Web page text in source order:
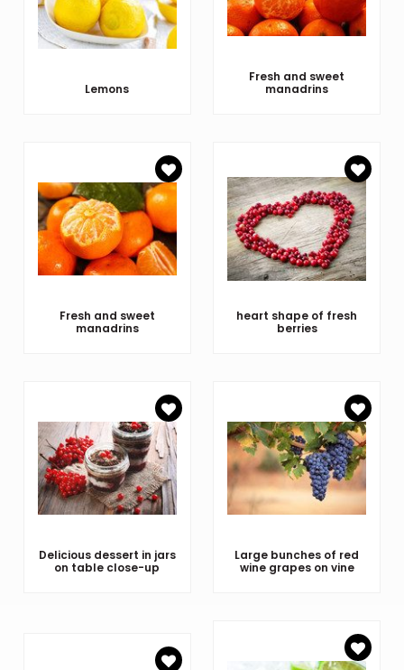
Lemons
Fresh and sweet
manadrins
Fresh and sweet
manadrins
heart shape of fresh
berries
Delicious dessert in jars
on table close-up
Large bunches of red
wine grapes on vine